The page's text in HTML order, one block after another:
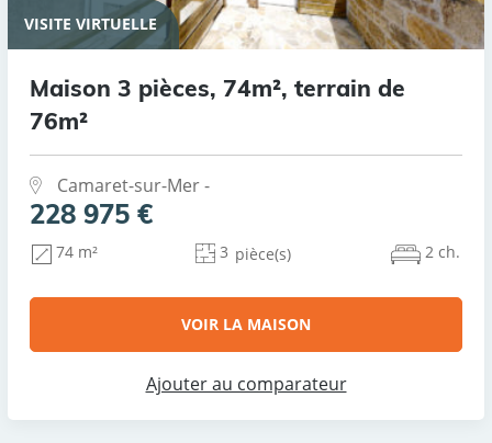
VISITE VIRTUELLE
Maison 3 pièces, 74m², terrain de
76m²
Camaret-sur-Mer -
228 975 €
74 m² 3 pièce(s) 2 ch.
VOIR LA MAISON
Ajouter au comparateur